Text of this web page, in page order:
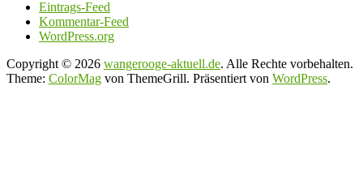
Eintrags-Feed
Kommentar-Feed
WordPress.org
Copyright © 2026 wangerooge-aktuell.de. Alle Rechte vorbehalten.
Theme: ColorMag von ThemeGrill. Präsentiert von WordPress.